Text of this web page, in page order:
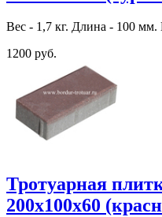
Вес - 1,7 кг. Длина - 100
1200 руб.
Тротуарная
200х100х60